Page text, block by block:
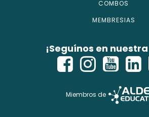
COMBOS
MEMBRESIAS
¡Seguínos en
Miembros de